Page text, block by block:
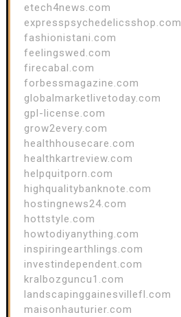
etech4news.com
expresspsychedelicsshop.com
fashionistani.com
feelingswed.com
firecabal.com
forbessmagazine.com
globalmarketlivetoday.com
gpl-license.com
grow2every.com
healthhousecare.com
healthkartreview.com
helpquitporn.com
highqualitybanknote.com
hostingnews24.com
hottstyle.com
howtodiyanything.com
inspiringearthlings.com
investindependent.com
kralbozguncu1.com
landscapinggainesvillefl.com
maisonhauturier.com